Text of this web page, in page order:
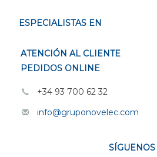
ESPECIALISTAS EN
ATENCIÓN AL CLIENTE
PEDIDOS ONLINE
+34 93 700 62 32
info@gruponovelec.com
SÍGUENOS